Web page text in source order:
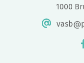
1000